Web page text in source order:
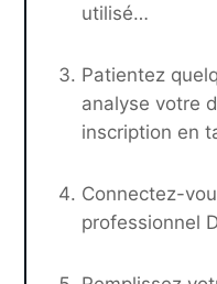
utilisé…
Patientez
analyse votre
inscription en
Connectez-
professionnel